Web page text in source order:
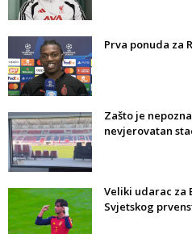
Prva ponuda za
Zašto je
nevjerovatan
Veliki udarac za
Svjetskog